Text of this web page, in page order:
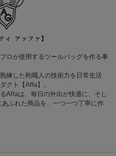
ロが使用するツールバッグを作る事
練した鞄職人の技術力を日常生活
クト【Affa】。
Affaは、毎日の外出が快適に、そし
ふれた商品を、一つ一つ丁寧に作